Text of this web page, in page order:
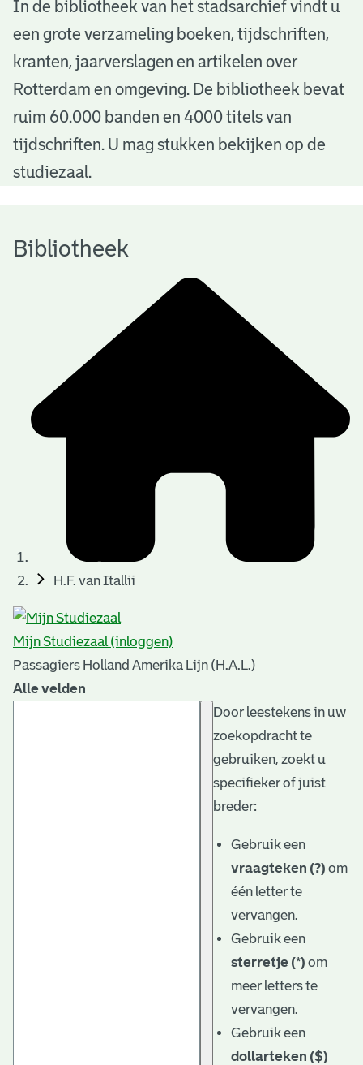
B
b
o
h
In de bibliotheek van het stadsarchief vindt u
een grote verzameling boeken, tijdschriften,
kranten, jaarverslagen en artikelen over
Rotterdam en omgeving. De bibliotheek bevat
ruim 60.000 banden en 4000 titels van
tijdschriften. U mag stukken bekijken op de
studiezaal.
Bibliotheek
H.F. van Itallii
Mijn Studiezaal (inloggen)
Passagiers Holland Amerika Lijn (H.A.L.)
Alle velden
Door leestekens in uw
zoekopdracht te
gebruiken, zoekt u
specifieker of juist
breder:
Gebruik een
vraagteken (?) om
één letter te
vervangen.
Gebruik een
sterretje (*) om
meer letters te
vervangen.
Gebruik een
dollarteken ($)